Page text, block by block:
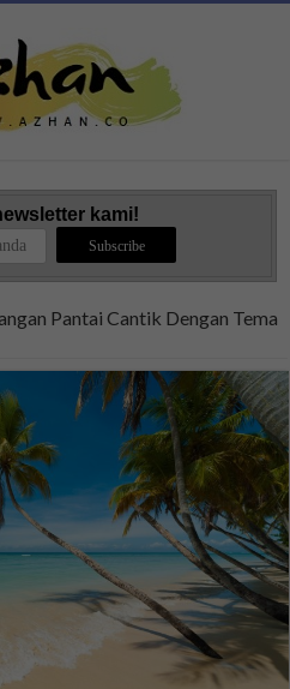
kami!
Pantai Cantik Dengan Tema